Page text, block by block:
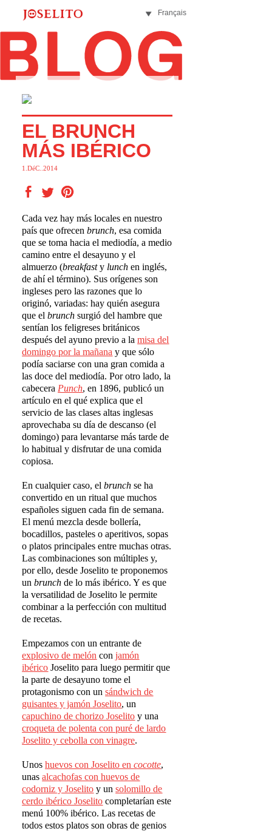
Français
EL BRUNCH
MÁS IBÉRICO
1.DéC..2014
Cada vez hay más locales en nuestro
país que ofrecenbrunch, esa comida
que se toma hacia el mediodía, a medio
camino entre el desayuno y el
almuerzo (breakfasty lunch en inglés,
de ahí el término). Sus orígenes son
ingleses pero las razones que lo
originó, variadas: hay quién asegura
que elbrunch surgió del hambre que
sentían los feligreses británicos
después del ayuno previo a lamisa del
domingo por la mañana y que sólo
podía saciarse con una gran comida a
las doce del mediodía. Por otro lado, la
cabecera Punch, en 1896, publicó un
artículo en el qué explica que el
servicio de las clases altas inglesas
aprovechaba su día de descanso (el
domingo) para levantarse más tarde de
lo habitual y disfrutar de una comida
copiosa.
En cualquier caso, elbrunchse ha
convertido en un ritual que muchos
españoles siguen cada fin de semana.
El menú mezcla desde bollería,
bocadillos, pasteles o aperitivos, sopas
o platos principales entre muchas otras.
Las combinaciones son múltiples y,
por ello, desde Joselito te proponemos
unbrunch de lo más ibérico. Y es que
la versatilidad de Joselito le permite
combinar a la perfección con multitud
de recetas.
Empezamos con un entrante de
explosivo de melón conjamón
ibérico Joselito para luego permitir que
la parte de desayuno tome el
protagonismo con unsándwich de
guisantes y jamón Joselito, un
capuchino de chorizo Joselito y una
croqueta de polenta con puré de lardo
Joselito y cebolla con vinagre.
Unoshuevos con Joselito encocotte,
unasalcachofas con huevos de
codorniz y Joselito y unsolomillo de
cerdo ibérico Joselito completarían este
menú 100% ibérico. Las recetas de
todos estos platos son obras de genios